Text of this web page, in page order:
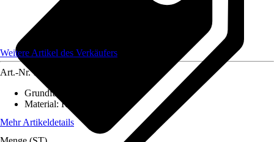
Weitere Artikel des Verkäufers
Art.-Nr. 12584257
Grundfarbe
Material:Rattan
Mehr Artikeldetails